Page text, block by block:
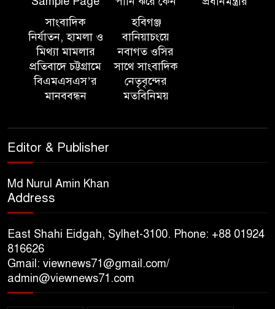
আধুনিক সিলেট’ – বাণিজ্যমন্ত্রী
ত্রিতরঙ্গের বাদল সাঁঝের বর্ণাঢ্য
আয়োজন ‘শ্রাবনের মেঘগুলো’
সিলেট রেঞ্জের ডিআইজি জুলাই
গভীর শ্রদ্ধা নিবেদন
সিলেট আরও দুইজনের মৃত্যু,
সাংবাদিক
নির্যাতন, হামলা ও
মিথ্যা মামলার
প্রতিবাদে চট্টগ্রামে
বিএমএসএস’র
মানববন্ধন
হবিগঞ্জ
বানিয়াচংয়ে
নবাগত ওসির
সাথে সাংবাদিক
নেতৃবৃন্দের
মতবিনিময়
Editor & Publisher
Md Nurul Amin Khan
Address
East Shahi Eidgah, Sylhet-3100. Phone: +88 01924
816626
Gmail: viewnews71@gmail.com/
admin@viewnews71.com